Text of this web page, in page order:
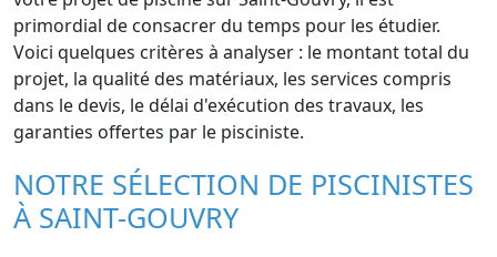
primordial de consacrer du temps pour les étudier.
Voici quelques critères à analyser : le montant total du
projet, la qualité des matériaux, les services compris
dans le devis, le délai d'exécution des travaux, les
garanties offertes par le pisciniste.
NOTRE SÉLECTION DE PISCINISTES
À SAINT-GOUVRY